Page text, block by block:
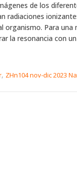
de los
radiaciones
organismo. Para una
la resonancia con
, ZHn104 nov-dic 2023